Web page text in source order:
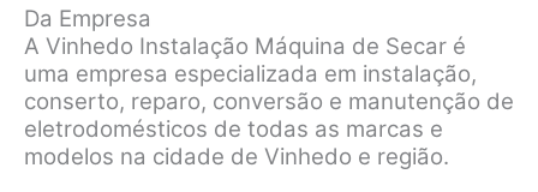
Da Empresa
A Vinhedo Instalação Máquina de Secar é
uma empresa especializada em instalação,
conserto, reparo, conversão e manutenção de
eletrodomésticos de todas as marcas e
modelos na cidade de Vinhedo e região.